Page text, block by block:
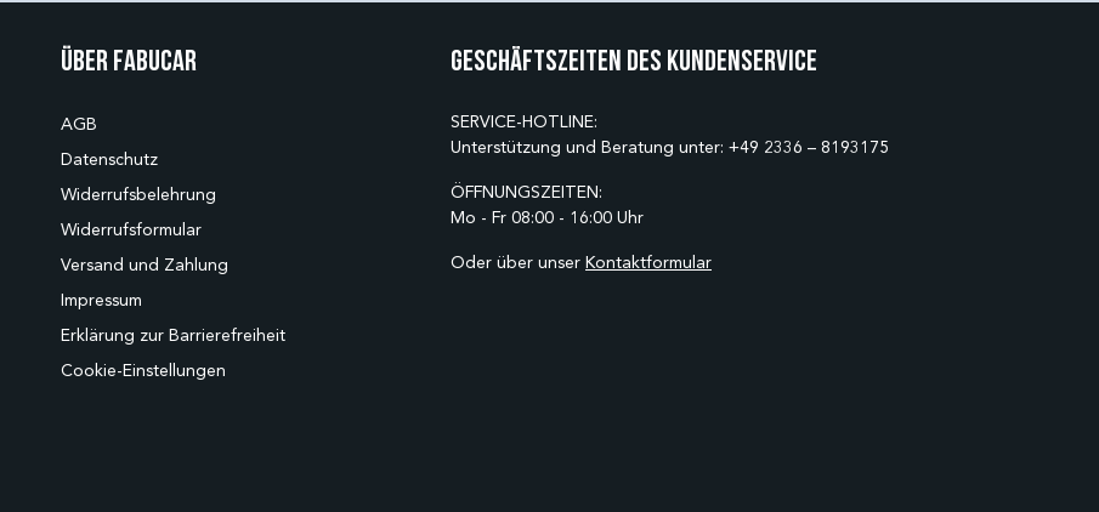
Über Fabucar
AGB
Datenschutz
Widerrufsbelehrung
Widerrufsformular
Versand und Zahlung
Impressum
Erklärung zur Barrierefreiheit
Cookie-Einstellungen
Geschäftszeiten des Kundenservice
SERVICE-HOTLINE:
Unterstützung und Beratung unter: +49 2336 – 8193175
ÖFFNUNGSZEITEN:
Mo - Fr 08:00 - 16:00 Uhr
Oder über unser Kontaktformular